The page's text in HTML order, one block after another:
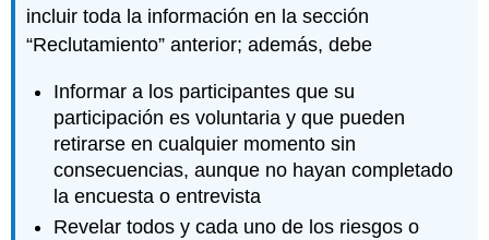
incluir toda la información en la sección
“Reclutamiento” anterior; además, debe
Informar a los participantes que su
participación es voluntaria y que pueden
retirarse en cualquier momento sin
consecuencias, aunque no hayan completado
la encuesta o entrevista
Revelar todos y cada uno de los riesgos o